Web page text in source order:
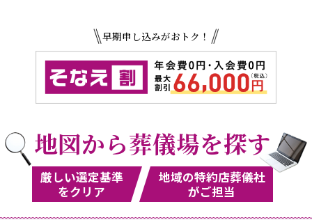
早期申し込みがおトク！
地図から葬儀場を探す
厳しい選定基準
をクリア
地域の特約店葬儀社
がご担当